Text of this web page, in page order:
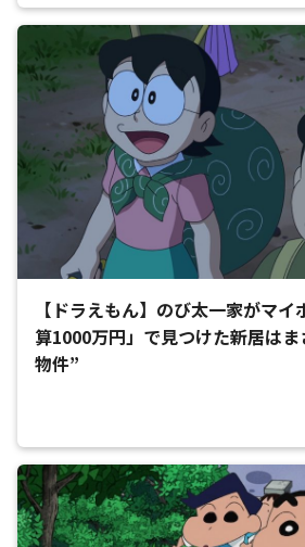
【ドラえもん】のび太一家がマ
算1000万円」で見つけた新居は
物件”